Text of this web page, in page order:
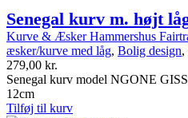
varianter.
Indstillingerne
kan
vælges
produktsiden
Senegal kurv m. højt
Kurve & Æsker Hammershus
æsker/kurve med låg, Bolig design,
279,00 kr.
Senegal kurv model NGONE
12cm
Tilføj til kurv